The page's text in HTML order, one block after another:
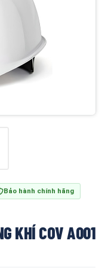
Bảo hành chính hãng
KHÍ COV A001